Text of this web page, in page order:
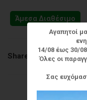
Αγαπητοί
14/08 έως 30/
Όλες οι
Σας
Άμεσα Διαθέσιμο
Share